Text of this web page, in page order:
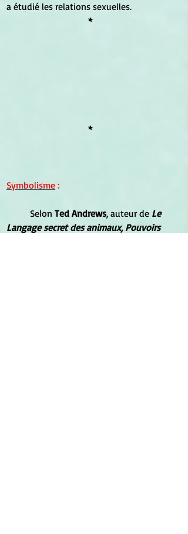
a étudié les relations sexuelles.
*
*
Symbolisme :
	Selon
Ted Andrews, auteur de Le
Langage secret des animaux, Pouvoirs